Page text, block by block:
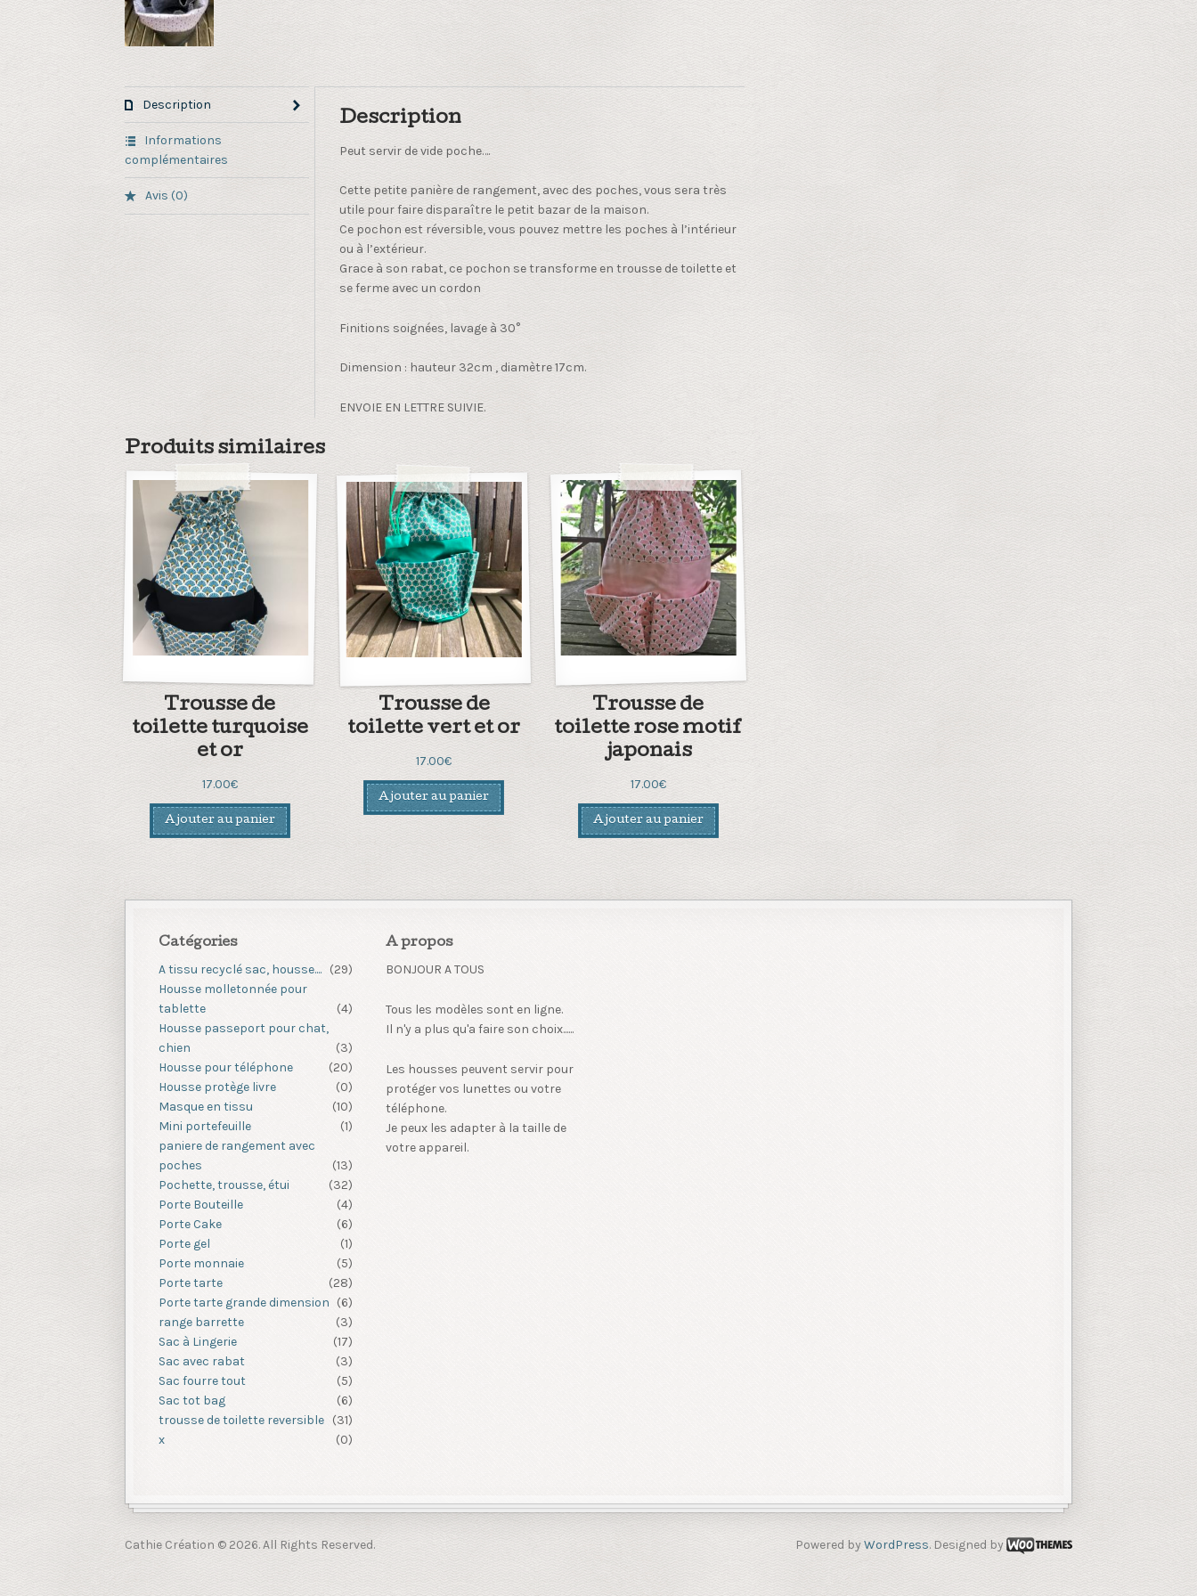
Description
Informations
complémentaires
Avis (0)
Description
Peut servir de vide poche….
Cette petite panière de rangement, avec des poches, vous sera très
utile pour faire disparaître le petit bazar de la maison.
Ce pochon est réversible, vous pouvez mettre les poches à l’intérieur
ou à l’extérieur.
Grace à son rabat, ce pochon se transforme en trousse de toilette et
se ferme avec un cordon
Finitions soignées, lavage à 30°
Dimension : hauteur 32cm , diamètre 17cm.
ENVOIE EN LETTRE SUIVIE.
Produits similaires
Trousse de
toilette turquoise
et or
17.00€
Ajouter au panier
Trousse de
toilette vert et or
17.00€
Ajouter au panier
Trousse de
toilette rose motif
japonais
17.00€
Ajouter au panier
Catégories
A tissu recyclé sac, housse....
(29)
Housse molletonnée pour
tablette
(4)
Housse passeport pour chat,
chien
(3)
Housse pour téléphone
(20)
Housse protège livre
(0)
Masque en tissu
(10)
Mini portefeuille
(1)
paniere de rangement avec
poches
(13)
Pochette, trousse, étui
(32)
Porte Bouteille
(4)
Porte Cake
(6)
Porte gel
(1)
Porte monnaie
(5)
Porte tarte
(28)
Porte tarte grande dimension (6)
range barrette
(3)
Sac à Lingerie
(17)
Sac avec rabat
(3)
Sac fourre tout
(5)
Sac tot bag
(6)
trousse de toilette reversible
(31)
x
(0)
A propos
BONJOUR A TOUS
Tous les modèles sont en ligne.
Il n'y a plus qu'a faire son choix......
Les housses peuvent servir pour
protéger vos lunettes ou votre
téléphone.
Je peux les adapter à la taille de
votre appareil.
Cathie Création © 2026. All Rights Reserved. Powered byWordPress. Designed by